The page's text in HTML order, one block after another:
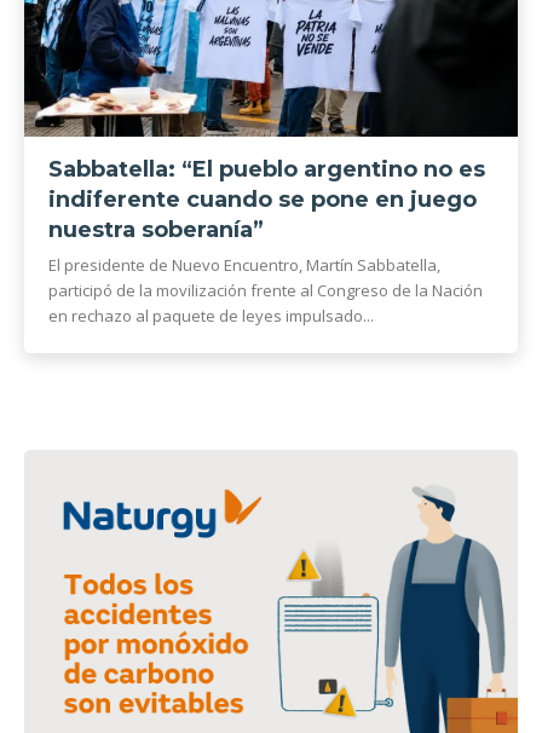
Sabbatella: “El pueblo argentino no es
indiferente cuando se pone en juego
nuestra soberanía”
El presidente de Nuevo Encuentro, Martín Sabbatella,
participó de la movilización frente al Congreso de la Nación
en rechazo al paquete de leyes impulsado...